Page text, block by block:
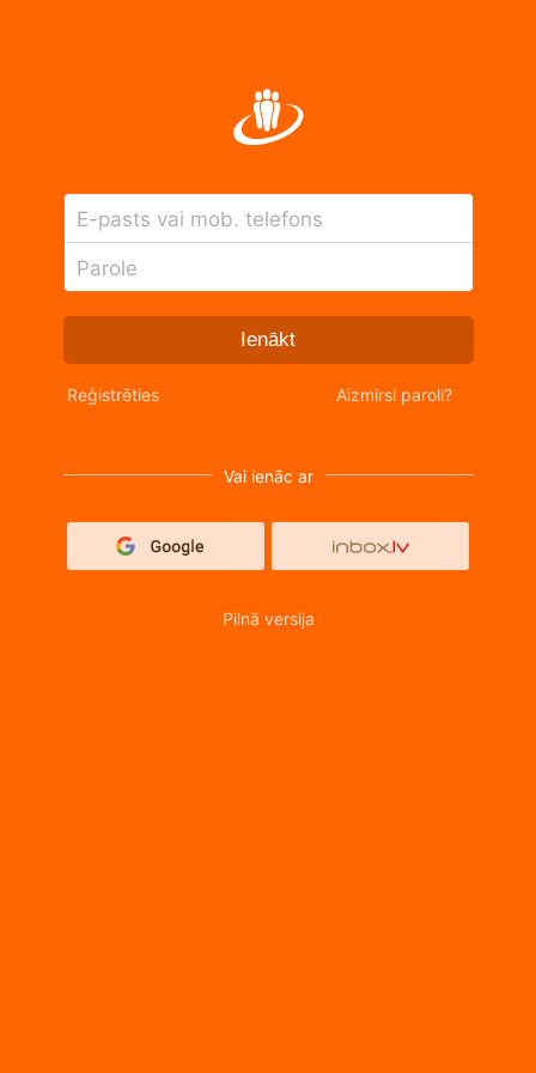
E-pasts vai mob. telefons
Parole
Ienākt
Reģistrēties Aizmirsi paroli?
Vai ienāc ar
Pilnā versija